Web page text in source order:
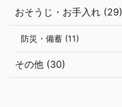
おそうじ・お手入れ (29)
防災・備蓄 (11)
その他 (30)